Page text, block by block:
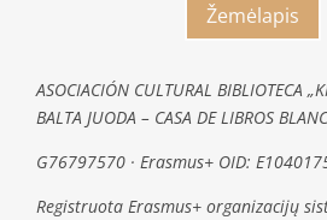
Žemėlapis
ASOCIACIÓN CULTURAL BIBLIOTECA
BALTA JUODA – CASA DE LIBROS
G76797570 · Erasmus+ OID:
Registruota Erasmus+ organizacijų